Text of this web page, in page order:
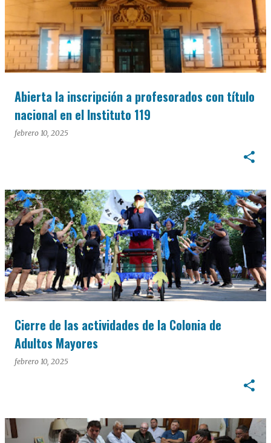
Abierta la inscripción a profesorados con título
nacional en el Instituto 119
febrero 10, 2025
Cierre de las actividades de la Colonia de
Adultos Mayores
febrero 10, 2025